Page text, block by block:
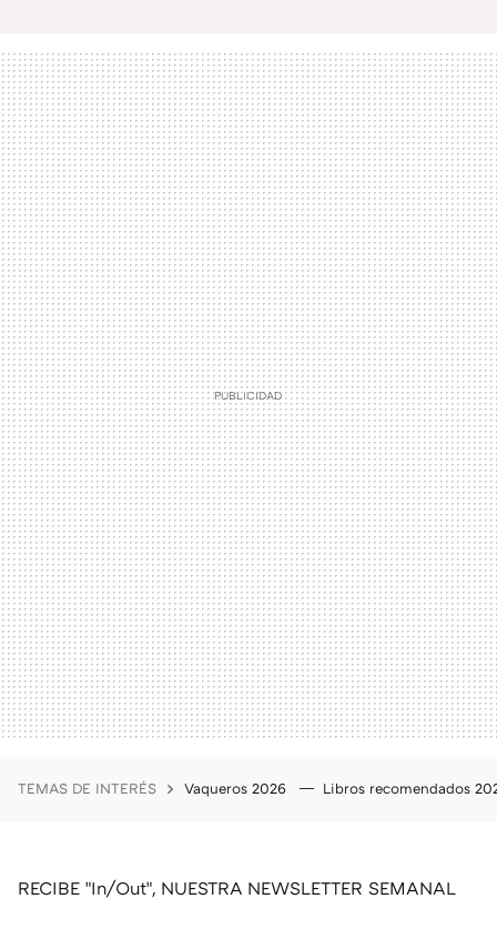
TEMAS DE INTERÉS Vaqueros 2026 Libros recomendados
RECIBE "In/Out", NUESTRA NEWSLETTER SEMANAL